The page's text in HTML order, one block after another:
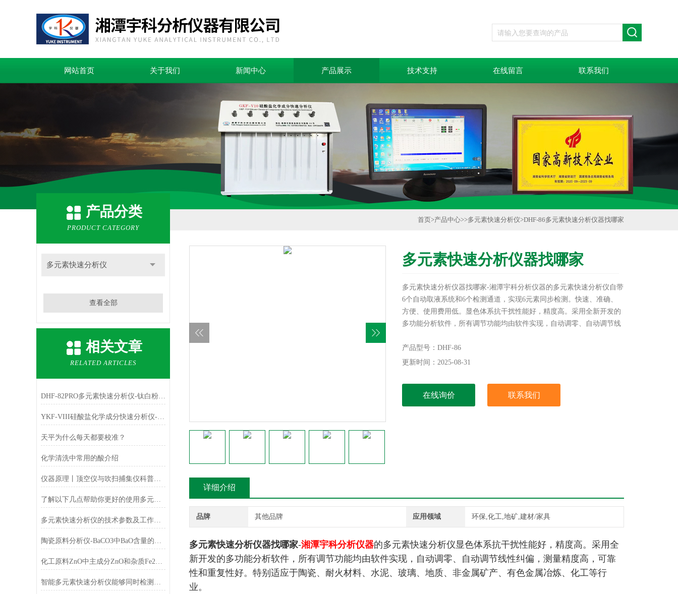
网站首页 关于我们 新闻中心 产品展示 技术支持 在线留言 联系我们
产品分类
PRODUCT CATEGORY
多元素快速分析仪
查看全部
相关文章
RELATED ARTICLES
DHF-82PRO多元素快速分析仪-钛白粉、金红石中主成份TiO2的测定
YKF-VIII硅酸盐化学成分快速分析仪-铁红中主成份Fe2O3的测定
天平为什么每天都要校准？
化学清洗中常用的酸介绍
仪器原理丨顶空仪与吹扫捕集仪科普小知识
了解以下几点帮助你更好的使用多元素快速分析仪
多元素快速分析仪的技术参数及工作条件
陶瓷原料分析仪-BaCO3中BaO含量的测定
化工原料ZnO中主成分ZnO和杂质Fe2O3的测定
智能多元素快速分析仪能够同时检测和分析多少种元素？
首页>产品中心>>多元素快速分析仪>DHF-86多元素快速分析仪器找哪家
多元素快速分析仪器找哪家
多元素快速分析仪器找哪家-湘潭宇科分析仪器的多元素快速分析仪自带
6个自动取液系统和6个检测通道，实现6元素同步检测。快速、准确、
方便、使用费用低。显色体系抗干扰性能好，精度高。采用全新开发的
多功能分析软件，所有调节功能均由软件实现，自动调零、自动调节线
料、水泥、玻璃、地质、非金属矿产、有色金属冶炼、化工等行业。
产品型号：DHF-86
更新时间：2025-08-31
在线询价 联系我们
详细介绍
品牌 其他品牌 应用领域 环保,化工,地矿,建材/家具
多元素快速分析仪器找哪家-湘潭宇科分析仪器的多元素快速分析仪显色体系抗干扰性能好，精度高。采用全
新开发的多功能分析软件，所有调节功能均由软件实现，自动调零、自动调节线性纠偏，测量精度高，可靠
性和重复性好。特别适应于陶瓷、耐火材料、水泥、玻璃、地质、非金属矿产、有色金属冶炼、化工等行
业。